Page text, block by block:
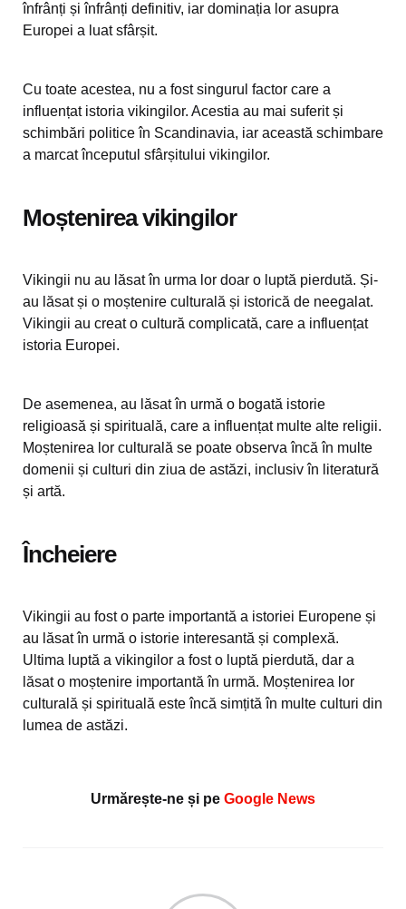
înfrânți și înfrânți definitiv, iar dominația lor asupra
Europei a luat sfârșit.
Cu toate acestea, nu a fost singurul factor care a
influențat istoria vikingilor. Acestia au mai suferit și
schimbări politice în Scandinavia, iar această schimbare
a marcat începutul sfârșitului vikingilor.
Moștenirea vikingilor
Vikingii nu au lăsat în urma lor doar o luptă pierdută. Și-
au lăsat și o moștenire culturală și istorică de neegalat.
Vikingii au creat o cultură complicată, care a influențat
istoria Europei.
De asemenea, au lăsat în urmă o bogată istorie
religioasă și spirituală, care a influențat multe alte religii.
Moștenirea lor culturală se poate observa încă în multe
domenii și culturi din ziua de astăzi, inclusiv în literatură
și artă.
Încheiere
Vikingii au fost o parte importantă a istoriei Europene și
au lăsat în urmă o istorie interesantă și complexă.
Ultima luptă a vikingilor a fost o luptă pierdută, dar a
lăsat o moștenire importantă în urmă. Moștenirea lor
culturală și spirituală este încă simțită în multe culturi din
lumea de astăzi.
Urmărește-ne și pe Google News